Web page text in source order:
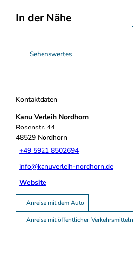
In der Nähe
Sehenswertes
Kontaktdaten
Kanu Verleih Nordhorn
Rosenstr. 44
48529 Nordhorn
+49 5921 8502694
info@kanuverleih-nordhorn.de
Website
Anreise mit dem Auto
Anreise mit öffentlichen Verkehrsmitteln